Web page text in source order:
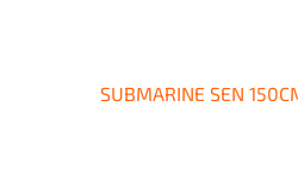
SUBMARINE SEN